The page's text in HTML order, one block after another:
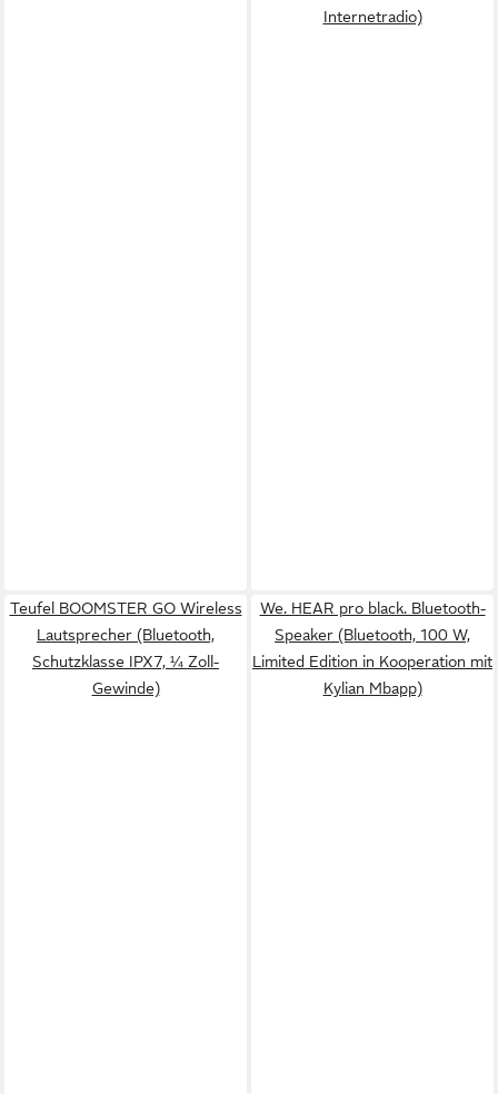
Internetradio)
Teufel BOOMSTER GO Wireless
Lautsprecher (Bluetooth,
Schutzklasse IPX7, ¼ Zoll-
Gewinde)
We. HEAR pro black. Bluetooth-
Speaker (Bluetooth, 100 W,
Limited Edition in Kooperation mit
Kylian Mbapp)